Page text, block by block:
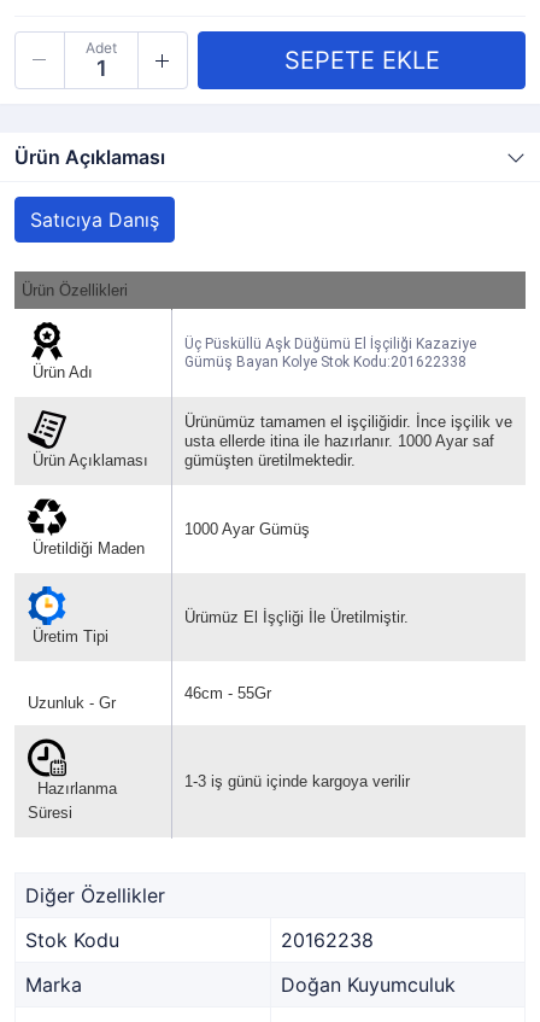
Adet
Ürün Açıklaması
Satıcıya Danış
Ürün Özellikleri
Ürün Adı
Üç Püsküllü Aşk Düğümü El İşçiliği Kazaziye
Gümüş Bayan Kolye Stok Kodu:201622338
Ürün Açıklaması
Ürünümüz tamamen el işçiliğidir. İnce işçilik ve
usta ellerde itina ile hazırlanır. 1000 Ayar saf
gümüşten üretilmektedir.
Üretildiği Maden
1000 Ayar Gümüş
Üretim Tipi
Ürümüz El İşçliği İle Üretilmiştir.
Uzunluk - Gr
46cm - 55Gr
Hazırlanma
Süresi
1-3 iş günü içinde kargoya verilir
Diğer Özellikler
Stok Kodu
20162238
Marka
Doğan Kuyumculuk